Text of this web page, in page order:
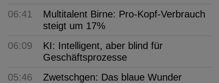
06:41
Multitalent Birne: Pro-Kopf-Verbrauch
steigt um 17%
06:09
KI: Intelligent, aber blind für
Geschäftsprozesse
05:46
Zwetschgen: Das blaue Wunder